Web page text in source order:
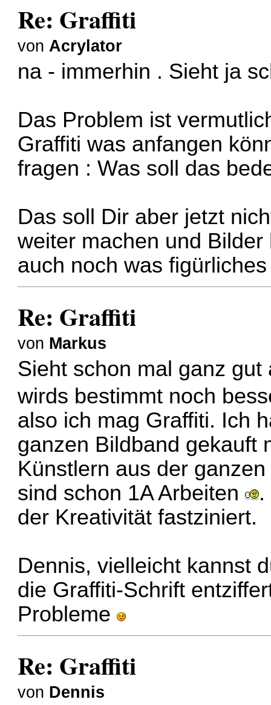
Re: Graffiti
von Acrylator
na - immerhin . Sieht ja
Das Problem ist
Graffiti was anfangen
fragen : Was soll das
Das soll Dir aber jetzt
weiter machen und
auch noch was
Re: Graffiti
von Markus
Sieht schon mal ganz
wirds bestimmt noch
also ich mag Graffiti. Ich
ganzen Bildband gekauft
Künstlern aus der
sind schon 1A Arbeiten
der Kreativität fastziniert.
Dennis, vielleicht kannst
die Graffiti-Schrift
Probleme
Re: Graffiti
von Dennis